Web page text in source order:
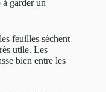
à garder un
feuilles sèchent
utile. Les
bien entre les